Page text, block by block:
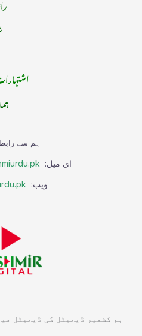
ہم سے
ای میل:
ویب:
ہم کشمیر ڈیجیٹل کی ڈیجیٹل